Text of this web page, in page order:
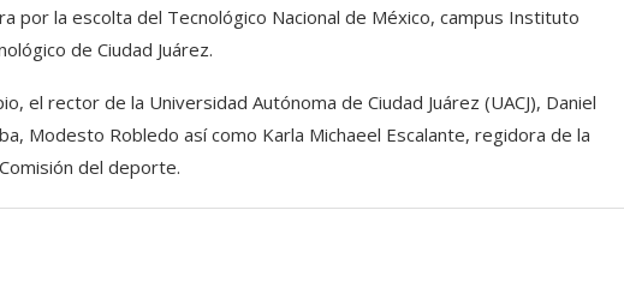
por la escolta del Tecnológico Nacional de México, campus Instituto
de Ciudad Juárez.
el rector de la Universidad Autónoma de Ciudad Juárez (UACJ), Daniel
Modesto Robledo así como Karla Michaeel Escalante, regidora de la
Comisión del deporte.